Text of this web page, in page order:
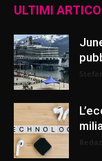
ULTIMI